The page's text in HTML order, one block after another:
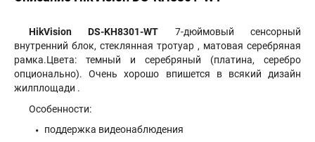
HikVision DS-KH8301-WT 7-дюймовый сенсорный
внутренний блок, стеклянная тротуар , матовая серебряная
рамка.Цвета: темный и серебряный (платина, серебро
опционально). Очень хорошо впишется в всякий дизайн
жилплощади .
Особенности:
поддержка видеонаблюдения